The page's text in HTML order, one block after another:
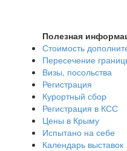
Полезная
Стоимость
Пересечение
Визы, посольства
Регистрация
Курортный сбор
Регистрация в КСС
Цены в Крыму
Испытано на себе
Календарь выставок